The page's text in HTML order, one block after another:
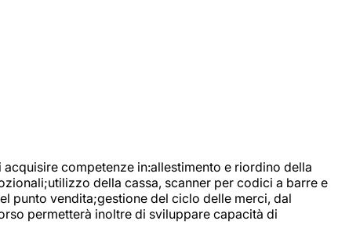
competenze in:allestimento e riordino della
della cassa, scanner per codici a barre e
punto vendita;gestione del ciclo delle merci, dal
permetterà inoltre di sviluppare capacità di